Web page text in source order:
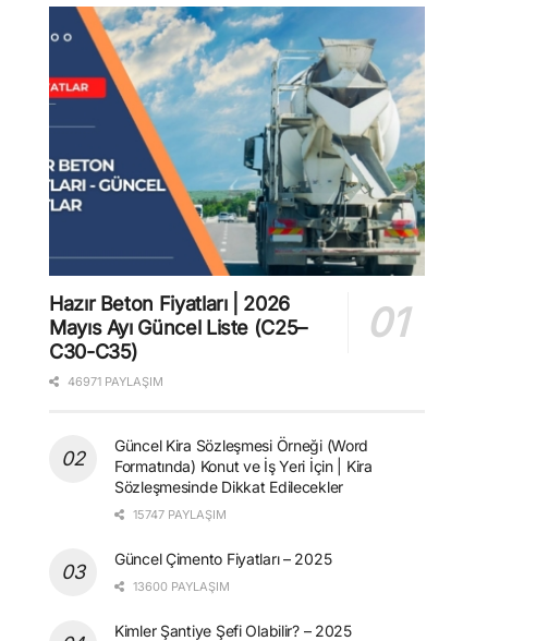
Hazır Beton Fiyatları | 2026
Mayıs Ayı Güncel Liste (C25–
C30-C35)
46971 PAYLAŞIM
Güncel Kira Sözleşmesi Örneği (Word
Formatında) Konut ve İş Yeri İçin | Kira
Sözleşmesinde Dikkat Edilecekler
15747 PAYLAŞIM
Güncel Çimento Fiyatları – 2025
13600 PAYLAŞIM
Kimler Şantiye Şefi Olabilir? – 2025